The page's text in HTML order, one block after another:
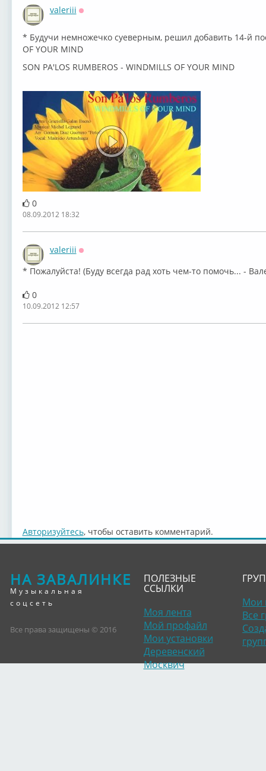
valeriii
* Будучи немножечко суеверным, решил добавить 14-й
OF YOUR MIND
SON PA'LOS RUMBEROS - WINDMILLS OF YOUR MIND
0
08.09.2012 18:32
valeriii
* Пожалуйста! (Буду всегда рад хоть чем-то помочь... -
0
10.09.2012 12:57
Авторизуйтесь, чтобы оставить комментарий.
НА ЗАВАЛИНКЕ
Музыкальная
соцсеть
Все права защищены © 2016
ПОЛЕЗНЫЕ
ССЫЛКИ
Моя лента
Мой профайл
Мои установки
Деревенский
Москвич
Мои
Все